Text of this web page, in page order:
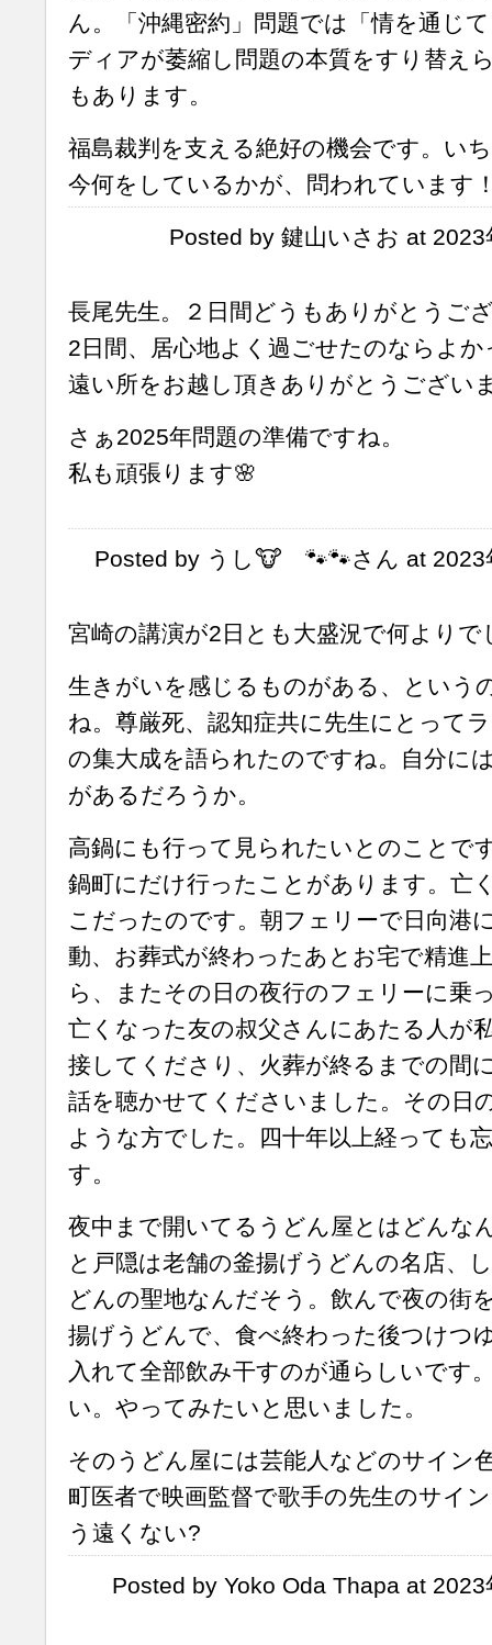
ん。「沖縄密約」問題では「情を通じ
ディアが萎縮し問題の本質をすり替え
もあります。
福島裁判を支える絶好の機会です。い
今何をしているかが、問われています
Posted by 鍵山いさお at
長尾先生。２日間どうもありがとうご
2日間、居心地よく過ごせたのならよか
遠い所をお越し頂きありがとうござい
さぁ2025年問題の準備ですね。
私も頑張ります🌸
Posted by うし🐮 🐾🐾さん at 2023
宮崎の講演が2日とも大盛況で何よりで
生きがいを感じるものがある、という
ね。尊厳死、認知症共に先生にとって
の集大成を語られたのですね。自分に
があるだろうか。
高鍋にも行って見られたいとのことで
鍋町にだけ行ったことがあります。亡
こだったのです。朝フェリーで日向港
動、お葬式が終わったあとお宅で精進
ら、またその日の夜行のフェリーに乗
亡くなった友の叔父さんにあたる人が
接してくださり、火葬が終るまでの間
話を聴かせてくださいました。その日
ような方でした。四十年以上経っても
す。
夜中まで開いてるうどん屋とはどんな
と戸隠は老舗の釜揚げうどんの名店、
どんの聖地なんだそう。飲んで夜の街
揚げうどんで、食べ終わった後つけつ
入れて全部飲み干すのが通らしいです
い。やってみたいと思いました。
そのうどん屋には芸能人などのサイン
町医者で映画監督で歌手の先生のサイ
う遠くない?
Posted by Yoko Oda Thapa at